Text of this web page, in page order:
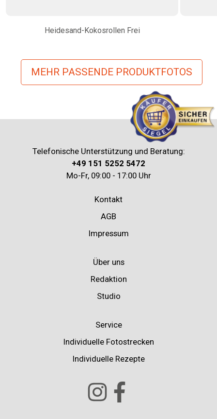
Heidesand-Kokosrollen Frei
MEHR PASSENDE PRODUKTFOTOS
Telefonische Unterstützung und Beratung:
+49 151 5252 5472
Mo-Fr, 09:00 - 17:00 Uhr
Kontakt
AGB
Impressum
Über uns
Redaktion
Studio
Service
Individuelle Fotostrecken
Individuelle Rezepte